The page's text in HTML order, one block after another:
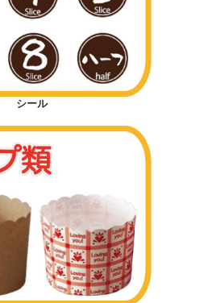
シール